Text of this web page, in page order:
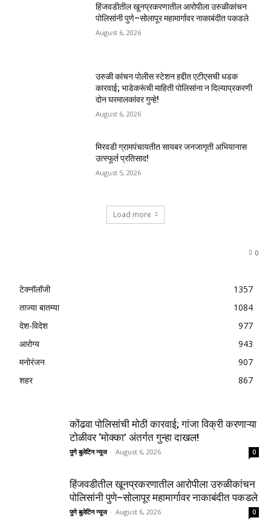
हिंजवडीतील खूनप्रकरणातील आरोपीला उरुळीकांचन
पोलिसांनी पुणे–सोलापूर महामार्गावर नाकाबंदीत पकडले
August 6, 2026
उरुळी कांचन पोलीस स्टेशन हद्दीत एटीएसची धडक
कारवाई; भाडेकरूंची माहिती पोलिसांना न दिल्याप्रकरणी
दोन घरमालकांवर गुन्हे!
August 6, 2026
मिरवडी ग्रामपंचायतीत सायबर जनजागृती अभियानास
उत्स्फूर्त प्रतिसाद!
August 5, 2026
Load more
0
टेक्नॉलॉजी
1357
ताज्या बातम्या
1084
देश-विदेश
977
आरोग्य
943
मनोरंजन
907
शहर
867
कोंढवा पोलिसांची मोठी कारवाई; गांजा विक्री करणाऱ्या
टोळीवर ‘मोक्का’ अंतर्गत गुन्हा दाखल!
पुणे बुलेटिन न्यूज - August 6, 2026 0
हिंजवडीतील खूनप्रकरणातील आरोपीला उरुळीकांचन
पोलिसांनी पुणे–सोलापूर महामार्गावर नाकाबंदीत पकडले
पुणे बुलेटिन न्यूज - August 6, 2026 0